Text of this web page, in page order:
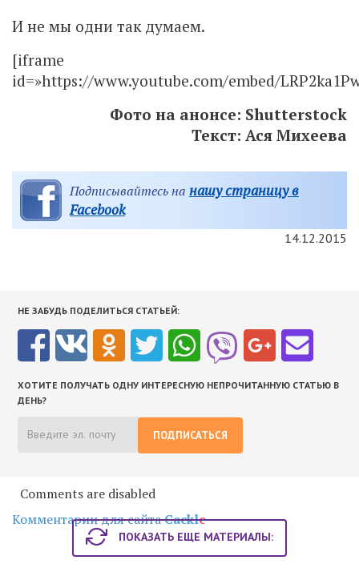
И не мы одни так думаем.
[iframe
id=»https://www.youtube.com/embed/
Фото на анонсе: Shutterstock
Текст: Ася Михеева
Подписывайтесь на нашу страницу в
Facebook
14.12.2015
НЕ ЗАБУДЬ ПОДЕЛИТЬСЯ СТАТЬЕЙ:
ХОТИТЕ ПОЛУЧАТЬ ОДНУ ИНТЕРЕСНУЮ НЕПРОЧИТАННУЮ СТАТЬЮ В
ДЕНЬ?
ПОДПИСАТЬСЯ
Comments are disabled
Комментарии для сайтаCackle
ПОКАЗАТЬ ЕЩЕ МАТЕРИАЛЫ: